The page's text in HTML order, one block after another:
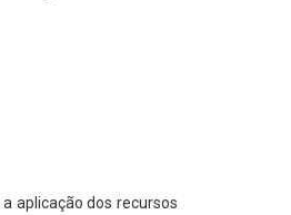
aplicação dos recursos